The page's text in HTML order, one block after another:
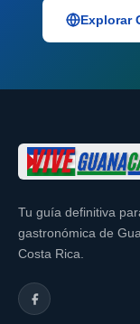
Explorar
Tu guía definitiva
gastronómica de
Costa Rica.